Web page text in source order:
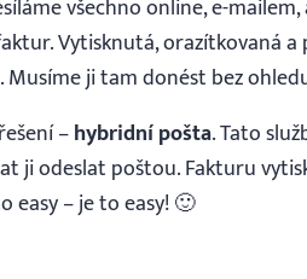
všechno online, e-
Vytisknutá, orazítkovaná a
ji tam donést bez
–hybridní pošta. Tato
ji odeslat poštou. Fakturu
easy – je to easy! 🙂